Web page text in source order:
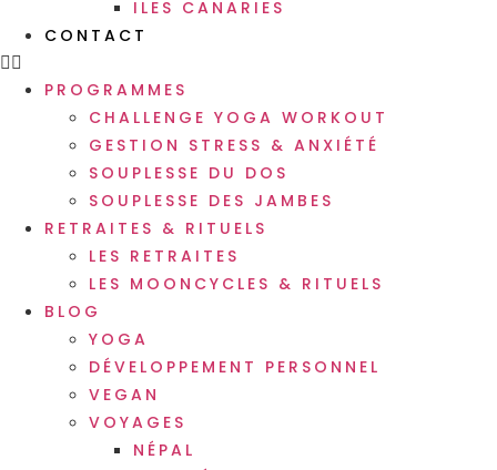
ILES CANARIES
CONTACT
PROGRAMMES
CHALLENGE YOGA WORKOUT
GESTION STRESS & ANXIÉTÉ
SOUPLESSE DU DOS
SOUPLESSE DES JAMBES
RETRAITES & RITUELS
LES RETRAITES
LES MOONCYCLES & RITUELS
BLOG
YOGA
DÉVELOPPEMENT PERSONNEL
VEGAN
VOYAGES
NÉPAL